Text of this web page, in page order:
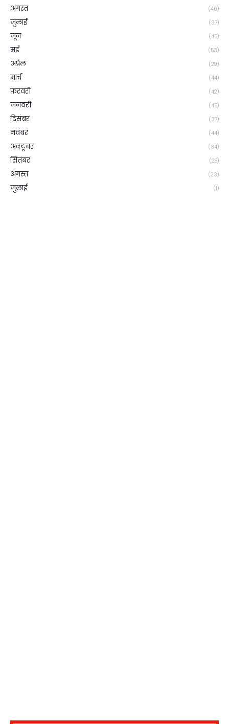
अगस्त (40)
जुलाई (37)
जून (45)
मई (53)
अप्रैल (29)
मार्च (44)
फ़रवरी (42)
जनवरी (45)
दिसंबर (37)
नवंबर (44)
अक्टूबर (34)
सितंबर (28)
अगस्त (23)
जुलाई (1)